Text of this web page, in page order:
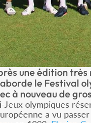
une édition
le Festival
à nouveau de
Jeux olympiques
a vu